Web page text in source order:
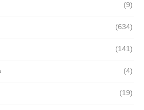
(9)
(634)
(141)
(4)
(19)